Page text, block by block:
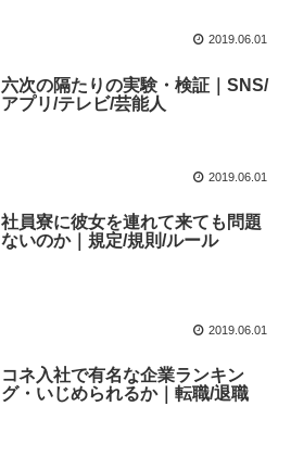
2019.06.01
六次の隔たりの実験・検証｜SNS/
アプリ/テレビ/芸能人
2019.06.01
社員寮に彼女を連れて来ても問題
ないのか｜規定/規則/ルール
2019.06.01
コネ入社で有名な企業ランキン
グ・いじめられるか｜転職/退職